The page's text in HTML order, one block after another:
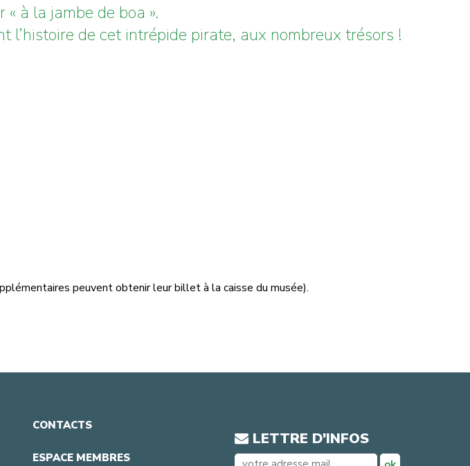
« à la jambe de boa ».
de cet intrépide pirate, aux nombreux trésors !
peuvent obtenir leur billet à la caisse du musée).
CONTACTS
ESPACE MEMBRES
LETTRE D'INFOS